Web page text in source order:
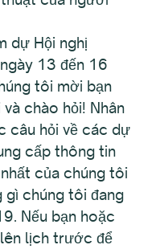
dự Hội nghị
13 đến 16
tôi mời bạn
chào hỏi! Nhân
câu hỏi về các dự
cấp thông tin
của chúng tôi
gì chúng tôi đang
Nếu bạn hoặc
lịch trước để